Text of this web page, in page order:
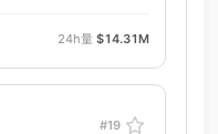
24h量 $14.31M
#19